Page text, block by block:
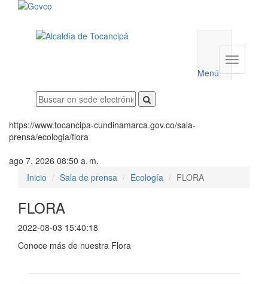
utilidades
Menú
Menú
https://www.tocancipa-cundinamarca.gov.co/sala-
prensa/ecologia/flora
ago 7, 2026 08:50 a. m.
Inicio
Sala de prensa Ecología FLORA
FLORA
2022-08-03 15:40:18
Conoce más de nuestra Flora